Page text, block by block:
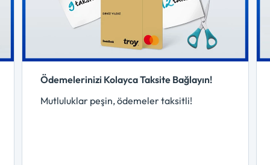
Ödemelerinizi Kolayca Taksite Bağlayın!
Mutluluklar peşin, ödemeler taksitli!